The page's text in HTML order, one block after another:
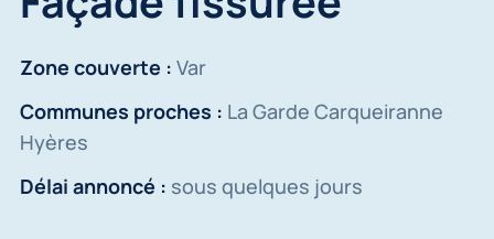
Zone couverte : Var
Communes proches : La Garde Carqueiranne
Hyères
Délai annoncé : sous quelques jours